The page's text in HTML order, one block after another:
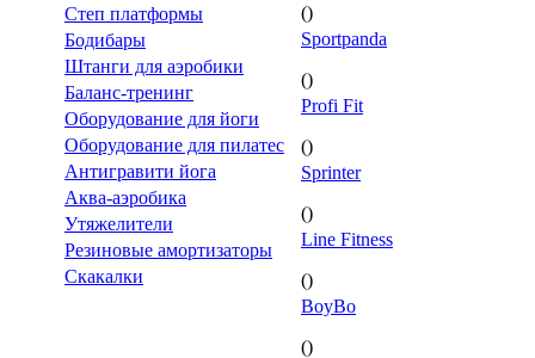
Степ платформы
Бодибары
Штанги для аэробики
Баланс-тренинг
Оборудование для йоги
Оборудование для пилатес
Антигравити йога
Аква-аэробика
Утяжелители
Резиновые амортизаторы
Скакалки
()
Sportpanda
()
Profi Fit
()
Sprinter
()
Line Fitness
()
BoyBo
()